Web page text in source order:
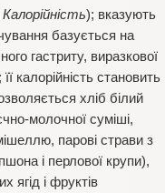
Калорійність); вказують
базується на
гастриту, виразкової
калорійність становить
хліб білий
молочної суміші,
парові страви з
і перлової крупи),
ягід і фруктів